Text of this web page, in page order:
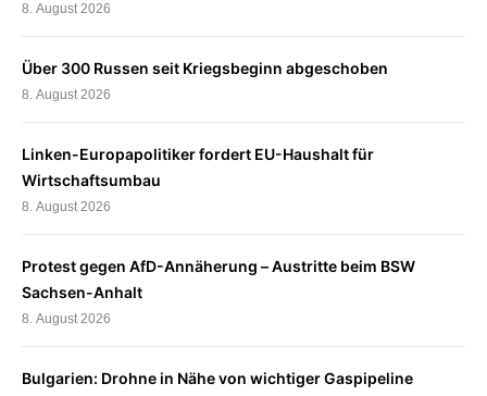
8. August 2026
Über 300 Russen seit Kriegsbeginn abgeschoben
8. August 2026
Linken-Europapolitiker fordert EU-Haushalt für
Wirtschaftsumbau
8. August 2026
Protest gegen AfD-Annäherung – Austritte beim BSW
Sachsen-Anhalt
8. August 2026
Bulgarien: Drohne in Nähe von wichtiger Gaspipeline